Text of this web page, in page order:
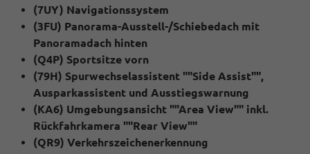
(7UY) Navigationssystem
(3FU) Panorama-Ausstell-/Schiebedach mit
Panoramadach hinten
(Q4P) Sportsitze vorn
(79H) Spurwechselassistent ""Side Assist"",
Ausparkassistent und Ausstiegswarnung
(KA6) Umgebungsansicht ""Area View"" inkl.
Rückfahrkamera ""Rear View""
(QR9) Verkehrszeichenerkennung